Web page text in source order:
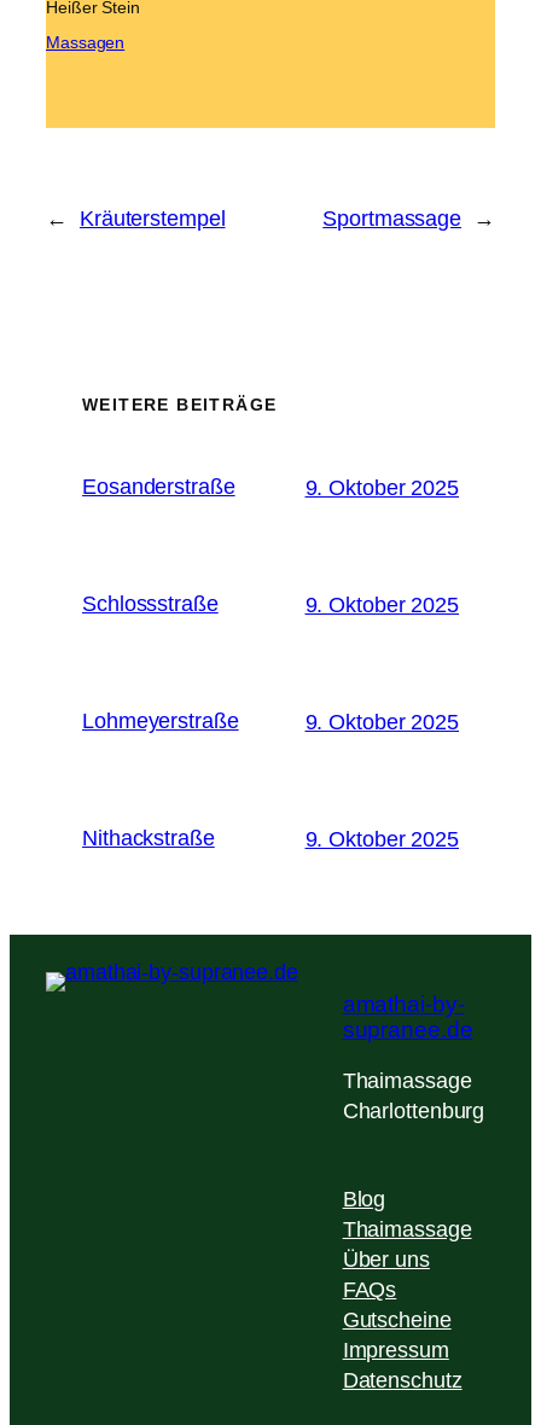
Heißer Stein
Massagen
← Kräuterstempel Sportmassage →
WEITERE BEITRÄGE
Eosanderstraße 9. Oktober 2025
Schlossstraße 9. Oktober 2025
Lohmeyerstraße 9. Oktober 2025
Nithackstraße 9. Oktober 2025
amathai-by-
supranee.de
Thaimassage
Charlottenburg
Blog
Thaimassage
Über uns
FAQs
Gutscheine
Impressum
Datenschutz